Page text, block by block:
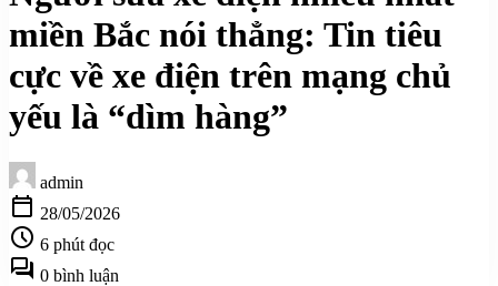
miền Bắc nói thẳng: Tin tiêu
cực về xe điện trên mạng chủ
yếu là “dìm hàng”
admin
calendar_today 28/05/2026
schedule 6 phút đọc
forum 0 bình luận